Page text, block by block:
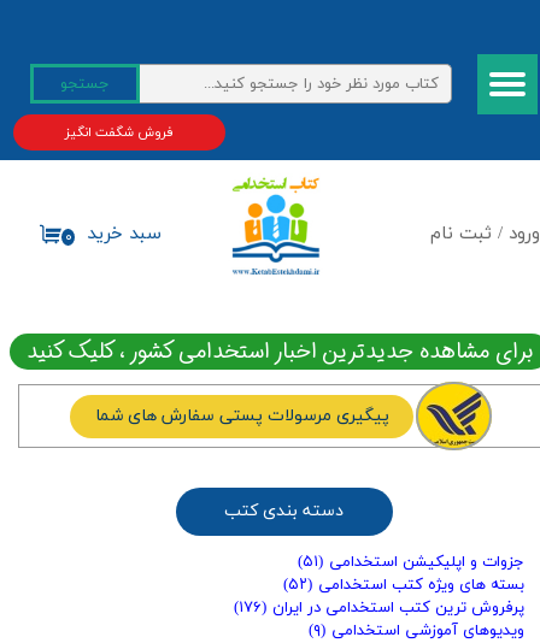
ورود / ثبت نام
حساب کاربری من
تغییر گذر واژه
سفارشات
جستجو
۰ سبد خرید
فروش شگفت انگیز
برای مشاهده جدیدترین اخبار استخدامی کشور ، کلیک کنید
پیگیری مرسولات پستی سفارش های شما
جزوات و اپلیکیشن استخدامی (۵۱)
بسته های ویژه کتب استخدامی (۵۲)
پرفروش ترین کتب استخدامی در ایران (۱۷۶)
ویدیوهای آموزشی استخدامی (۹)
دسته بندی کتب